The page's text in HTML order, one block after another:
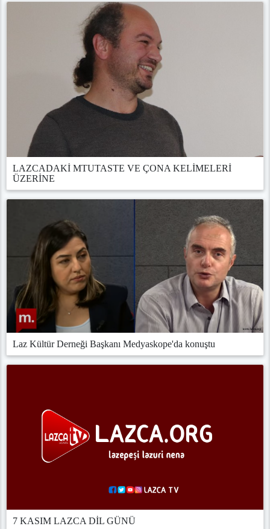
LAZCADAKİ MTUTASTE VE ÇONA KELİMELERİ
ÜZERİNE
Laz Kültür Derneği Başkanı Medyaskope'da konuştu
7 KASIM LAZCA DİL GÜNÜ